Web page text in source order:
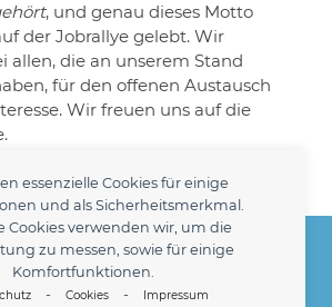
essenzielle Cookies für einige
und als Sicherheitsmerkmal.
Cookies verwenden wir, um die
zu messen, sowie für einige
Komfortfunktionen.
- Cookies - Impressum
, und genau dieses Motto
der Jobrallye gelebt. Wir
allen, die an unserem Stand
für den offenen Austausch
Wir freuen uns auf die
bereit für den nächsten Schritt? 😊
Personaldienstleistungen -
Partner für die
Fach- und